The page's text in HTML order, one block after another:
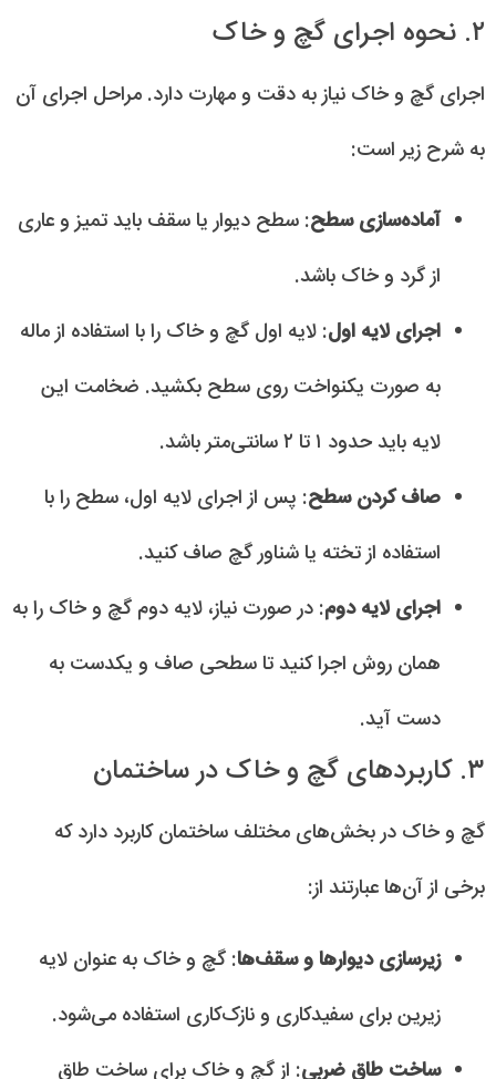
۲. نحوه اجرای گچ و خاک
اجرای گچ و خاک نیاز به دقت و مهارت دارد. مراحل اجرای آن
به شرح زیر است:
آماده‌سازی سطح: سطح دیوار یا سقف باید تمیز و عاری
از گرد و خاک باشد.
اجرای لایه اول: لایه اول گچ و خاک را با استفاده از ماله
به صورت یکنواخت روی سطح بکشید. ضخامت این
لایه باید حدود ۱ تا ۲ سانتی‌متر باشد.
صاف کردن سطح: پس از اجرای لایه اول، سطح را با
استفاده از تخته یا شناور گچ صاف کنید.
اجرای لایه دوم: در صورت نیاز، لایه دوم گچ و خاک را به
همان روش اجرا کنید تا سطحی صاف و یکدست به
دست آید.
۳. کاربردهای گچ و خاک در ساختمان
گچ و خاک در بخش‌های مختلف ساختمان کاربرد دارد که
برخی از آن‌ها عبارتند از:
زیرسازی دیوارها و سقف‌ها: گچ و خاک به عنوان لایه
زیرین برای سفیدکاری و نازک‌کاری استفاده می‌شود.
ساخت طاق ضربی: از گچ و خاک برای ساخت طاق